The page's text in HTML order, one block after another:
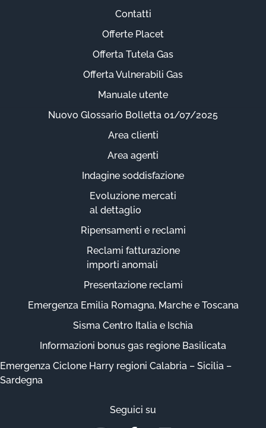
Contatti
Offerte Placet
Offerta Tutela Gas
Offerta Vulnerabili Gas
Manuale utente
Nuovo Glossario Bolletta 01/07/2025
Area clienti
Area agenti
Indagine soddisfazione
Evoluzione mercati
al dettaglio
Ripensamenti e reclami
Reclami fatturazione
importi anomali
Presentazione reclami
Emergenza Emilia Romagna, Marche e Toscana
Sisma Centro Italia e Ischia
Informazioni bonus gas regione Basilicata
Emergenza Ciclone Harry regioni Calabria – Sicilia –
Sardegna
Seguici su